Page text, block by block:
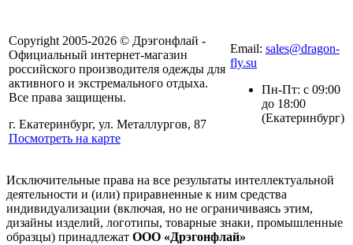
Copyright 2005-2026 © Дрэгонфлай -
Официальный интернет-магазин
российского производителя одежды для
активного и экстремального отдыха.
Все права защищены.
г. Екатеринбург, ул. Металлургов, 87
Посмотреть на карте
Email: sales@dragon-
fly.su
Пн-Пт: с 09:00
до 18:00
(Екатеринбург)
Исключительные права на все результаты интеллектуальной
деятельности и (или) приравненные к ним средства
индивидуализации (включая, но не ограничиваясь этим,
дизайны изделий, логотипы, товарные знаки, промышленные
образцы) принадлежат ООО «Дрэгонфлай»